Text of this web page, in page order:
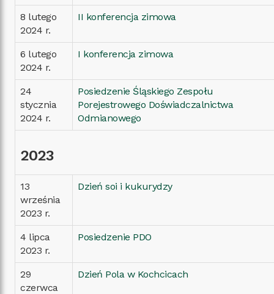
8 lutego
2024 r.
II konferencja zimowa
6 lutego
2024 r.
I konferencja zimowa
24
stycznia
2024 r.
Posiedzenie Śląskiego Zespołu
Porejestrowego Doświadczalnictwa
Odmianowego
2023
13
września
2023 r.
Dzień soi i kukurydzy
4 lipca
2023 r.
Posiedzenie PDO
29
czerwca
Dzień Pola w Kochcicach